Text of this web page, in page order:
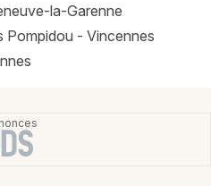
la-Garenne
Pompidou - Vincennes